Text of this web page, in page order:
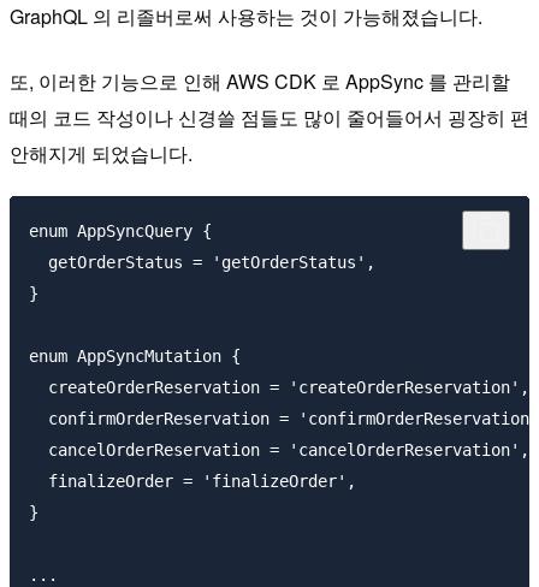
GraphQL 의 리졸버로써 사용하는 것이 가능해졌습니다.
또, 이러한 기능으로 인해 AWS CDK 로 AppSync 를 관리할
때의 코드 작성이나 신경쓸 점들도 많이 줄어들어서 굉장히 편
안해지게 되었습니다.
enum AppSyncQuery {
  getOrderStatus = 'getOrderStatus',
}
enum AppSyncMutation {
  createOrderReservation = 'createOrderReservation',
confirmOrderReservation =
  cancelOrderReservation = 'cancelOrderReservation',
  finalizeOrder = 'finalizeOrder',
}
...